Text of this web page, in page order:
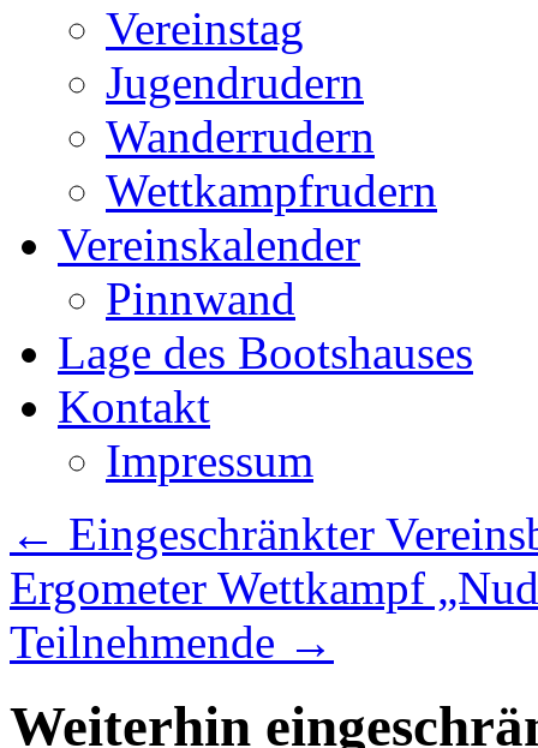
Vereinstag
Jugendrudern
Wanderrudern
Wettkampfrudern
Vereinskalender
Pinnwand
Lage des Bootshauses
Kontakt
Impressum
← Eingeschränkter
Ergometer Wettkampf
Teilnehmende →
Weiterhin